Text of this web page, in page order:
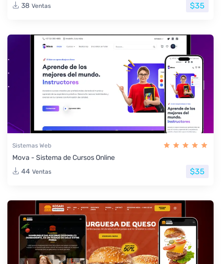
38 Ventas $35
Sistemas Web
Mova - Sistema de Cursos Online
44 Ventas $35